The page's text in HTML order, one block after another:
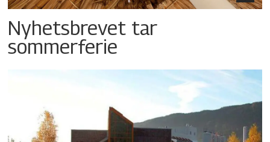
Nyhetsbrevet tar
sommerferie